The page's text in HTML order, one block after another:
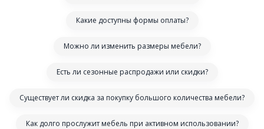
Какие доступны формы оплаты?
Можно ли изменить размеры мебели?
Есть ли сезонные распродажи или скидки?
Существует ли скидка за покупку большого количества мебели?
Как долго прослужит мебель при активном использовании?